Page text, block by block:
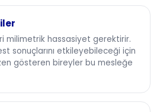
milimetrik hassasiyet gerektirir.
sonuçlarını etkileyebileceği için
gösteren bireyler bu mesleğe